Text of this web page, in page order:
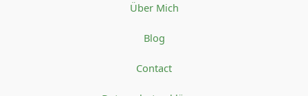
Über Mich
Blog
Contact